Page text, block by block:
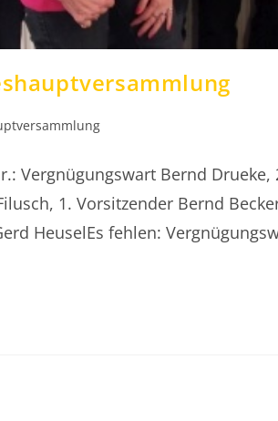
Vergnügungswart Bernd
1. Vorsitzender Bernd
HeuselEs fehlen: